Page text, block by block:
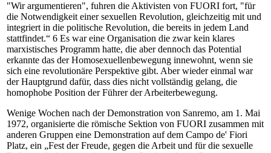
"Wir argumentieren", fuhren die Aktivisten von FUORI fort, "für
die Notwendigkeit einer sexuellen Revolution, gleichzeitig mit und
integriert in die politische Revolution, die bereits in jedem Land
stattfindet.“ 6 Es war eine Organisation die zwar kein klares
marxistisches Programm hatte, die aber dennoch das Potential
erkannte das der Homosexuellenbewegung innewohnt, wenn sie
sich eine revolutionäre Perspektive gibt. Aber wieder einmal war
der Hauptgrund dafür, dass dies nicht vollständig gelang, die
homophobe Position der Führer der Arbeiterbewegung.
Wenige Wochen nach der Demonstration von Sanremo, am 1. Mai
1972, organisierte die römische Sektion von FUORI zusammen mit
anderen Gruppen eine Demonstration auf dem Campo de' Fiori
Platz, ein „Fest der Freude, gegen die Arbeit und für die sexuelle